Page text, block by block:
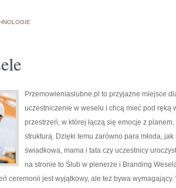
Przemowieniaslubne.pl to przyjazne miejsce
uczestniczenie w weselu i chcą mieć pod ręką
przestrzeń, w której łączą się emocje z
strukturą. Dzięki temu zarówno para młoda,
świadkowa, mama i tata czy uczestnicy
na stronie to Ślub w plenerze i Branding
ceremonii jest wyjątkowy, ale też bywa